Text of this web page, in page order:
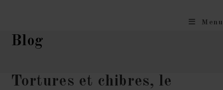
Menu
Blog
Tortures et chibres, le